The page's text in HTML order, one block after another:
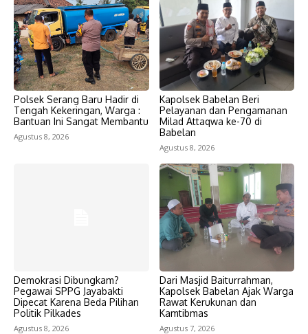
Polsek Serang Baru Hadir di
Tengah Kekeringan, Warga :
Bantuan Ini Sangat Membantu
Agustus 8, 2026
Kapolsek Babelan Beri
Pelayanan dan Pengamanan
Milad Attaqwa ke-70 di
Babelan
Agustus 8, 2026
Demokrasi Dibungkam?
Pegawai SPPG Jayabakti
Dipecat Karena Beda Pilihan
Politik Pilkades
Agustus 8, 2026
Dari Masjid Baiturrahman,
Kapolsek Babelan Ajak Warga
Rawat Kerukunan dan
Kamtibmas
Agustus 7, 2026